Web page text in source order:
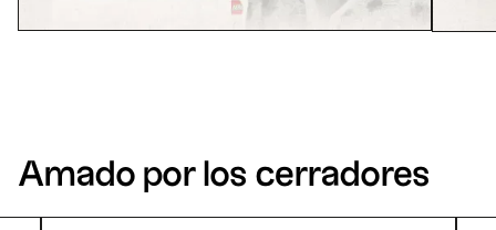
Amado por los cerradores